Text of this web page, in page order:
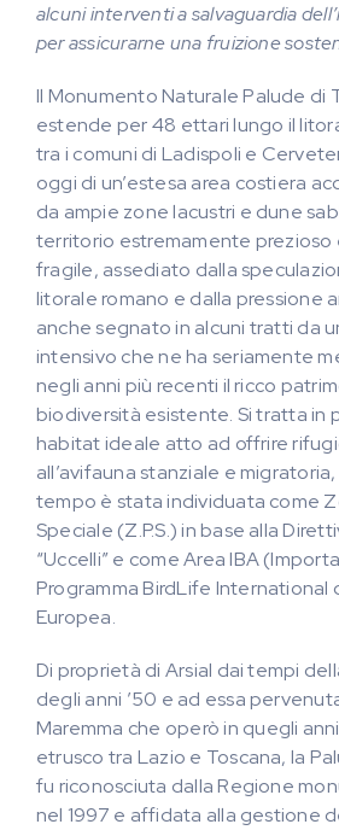
alcuni interventi a salvaguardia
per assicurarne una fruizione
Il Monumento Naturale Palude di
estende per 48 ettari lungo il
tra i comuni di Ladispoli e
oggi di un’estesa area costiera
da ampie zone lacustri e dune
territorio estremamente
fragile, assediato dalla
litorale romano e dalla pressione
anche segnato in alcuni tratti da
intensivo che ne ha seriamente
negli anni più recenti il ricco
biodiversità esistente. Si tratta in
habitat ideale atto ad offrire
all’avifauna stanziale e
tempo è stata individuata come
Speciale (Z.P.S.) in base alla
“Uccelli” e come Area IBA
Programma BirdLife International
Europea.
Di proprietà di Arsial dai tempi
degli anni ’50 e ad essa
Maremma che operò in quegli
etrusco tra Lazio e Toscana, la
fu riconosciuta dalla Regione
nel 1997 e affidata alla gestione